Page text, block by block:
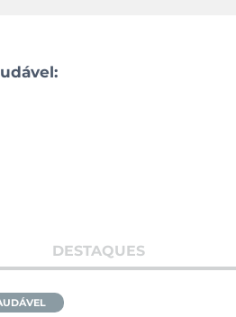
DESTAQUES